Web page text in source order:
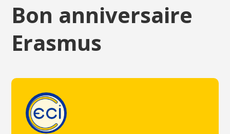
Bon anniversaire
Erasmus